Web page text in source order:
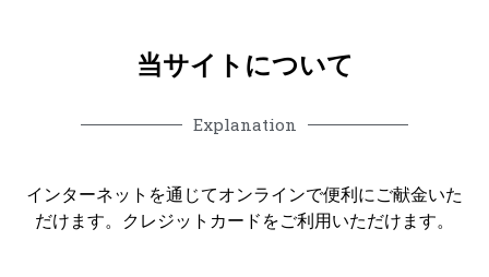
当サイトについて
Explanation
インターネットを通じてオンラインで便利にご献金いた
だけます。クレジットカードをご利用いただけます。